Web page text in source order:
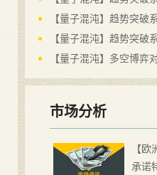
【量子混沌】趋势突
【量子混沌】趋势突
【量子混沌】多空博
市场分析
【
承诺